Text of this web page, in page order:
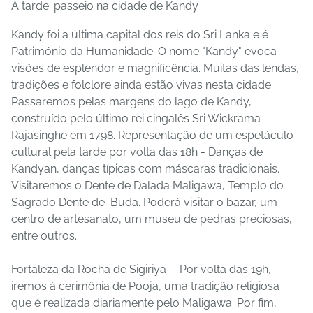
À tarde: passeio na cidade de Kandy
Kandy foi a última capital dos reis do Sri Lanka e é
Património da Humanidade. O nome "Kandy" evoca
visões de esplendor e magnificência. Muitas das lendas,
tradições e folclore ainda estão vivas nesta cidade.
Passaremos pelas margens do lago de Kandy,
construído pelo último rei cingalês Sri Wickrama
Rajasinghe em 1798. Representação de um espetáculo
cultural pela tarde por volta das 18h - Danças de
Kandyan, danças típicas com máscaras tradicionais.
Visitaremos o Dente de Dalada Maligawa, Templo do
Sagrado Dente de Buda. Poderá visitar o bazar, um
centro de artesanato, um museu de pedras preciosas,
entre outros.
Fortaleza da Rocha de Sigiriya - Por volta das 19h,
iremos à cerimônia de Pooja, uma tradição religiosa
que é realizada diariamente pelo Maligawa. Por fim,